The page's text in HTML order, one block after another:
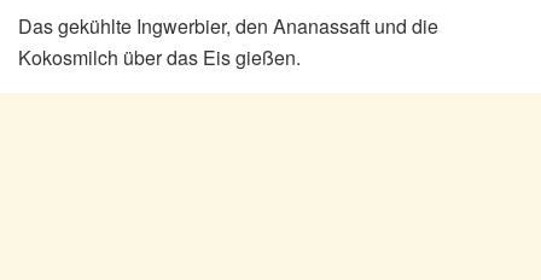
Das gekühlte Ingwerbier, den Ananassaft und die
Kokosmilch über das Eis gießen.